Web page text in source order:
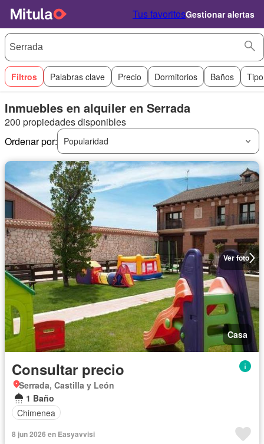
Tus favoritosGestionar alertas
Filtros Palabras clave Precio Dormitorios Baños
Inmuebles en alquiler en Serrada
200 propiedades disponibles
Ordenar por:
Popularidad
Ver foto
Casa
Consultar precio
Serrada, Castilla y León
1 Baño
Chimenea
8 jun 2026 en Easyavvisi